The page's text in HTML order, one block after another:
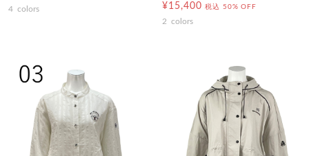
4 colors
¥15,400 税込 50% OFF
2 colors